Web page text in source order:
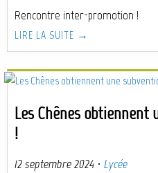
Rencontre inter-promotion !
LIRE LA SUITE →
Les Chênes obtiennent
!
12 septembre 2024 · Lycée